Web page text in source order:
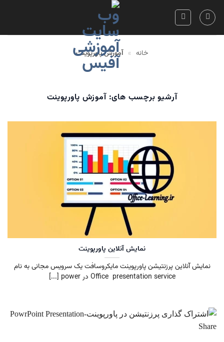
Skip
خانه » آموزش پاورپوینت
آرشیو برچسب های:آموزش پاورپوینت
نمایش آنلاین پاورپوینت
نمایش آنلاین پرزنتیشن پاورپوینت مایکروسافت یک سرویس مجانی به نام
Office presentation service در power [...]